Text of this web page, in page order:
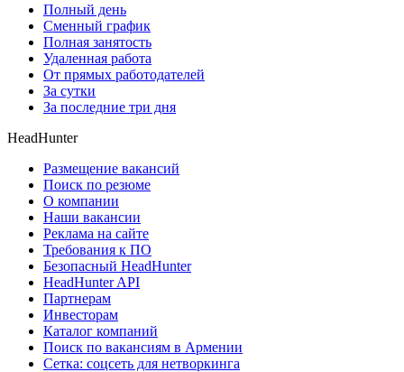
Полный день
Сменный график
Полная занятость
Удаленная работа
От прямых работодателей
За сутки
За последние три дня
HeadHunter
Размещение вакансий
Поиск по резюме
О компании
Наши вакансии
Реклама на сайте
Требования к ПО
Безопасный HeadHunter
HeadHunter API
Партнерам
Инвесторам
Каталог компаний
Поиск по вакансиям в Армении
Сетка: соцсеть для нетворкинга